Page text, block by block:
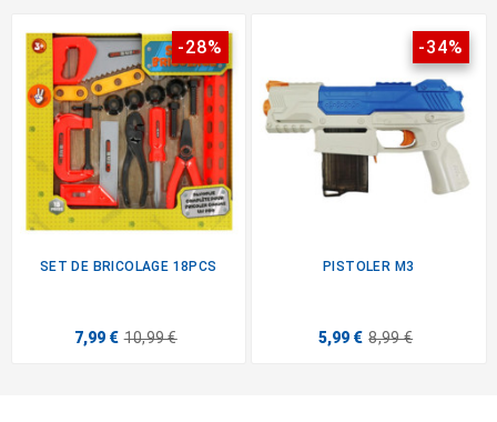
-28%
SET DE BRICOLAGE 18PCS
7,99 € 10,99 €
-34%
PISTOLER M3
5,99 € 8,99 €